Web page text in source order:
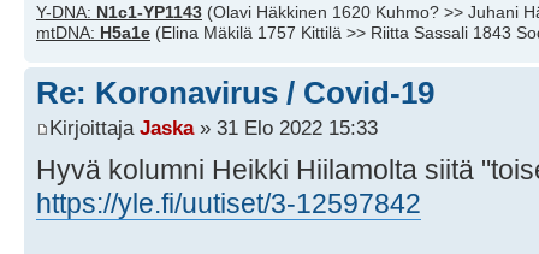
Y-DNA: N1c1-YP1143 (Olavi Häkkinen 1620 Kuhmo? >> Juhani
mtDNA: H5a1e (Elina Mäkilä 1757 Kittilä >> Riitta Sassali 1843
Re: Koronavirus / Covid-19
Kirjoittaja Jaska» 31 Elo 2022 15:33
Hyvä kolumni Heikki Hiilamolta siitä
https://yle.fi/uutiset/3-12597842